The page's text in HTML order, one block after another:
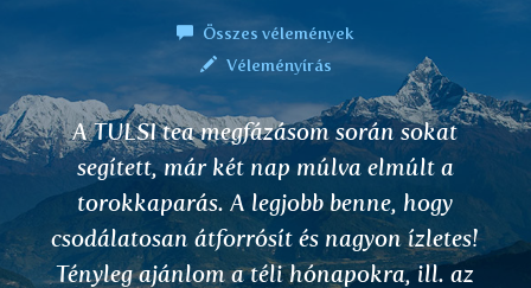
Összes vélemények
Véleményírás
I commend you for your holistic products
and your newly created website which you
have so nicely put together. Your products
appear to be quite sound, healthy and
most certainly beneficial, as I have used